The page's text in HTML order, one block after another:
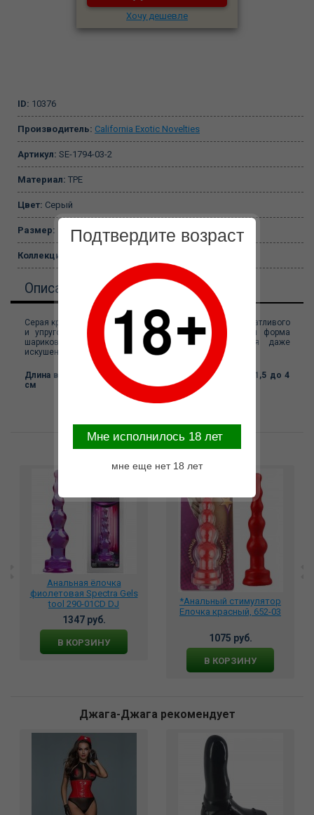
Хочу дешевле
ID: 10376
Производитель: California Exotic Novelties
Артикул: SE-1794-03-2
Материал: TPE
Цвет: Серый
Размер: 13-19 см
Коллекция:
Описание
Серая кристально-прозрачная цепочка из гладкого, податливого
и упругого термопластичного эластомера Необычная форма
шариков поможет почувствовать новые ощущения даже
искушенным любовникам!
Длина всей цепочки с колечком 19 см, диаметр от 1,5 до 4
см
Возможные варианты замены
Анальная ёлочка
фиолетовая Spectra Gels
tool 290-01CD DJ
1347 руб.
В КОРЗИНУ
*Анальный стимулятор
Елочка красный, 652-03
1075 руб.
В КОРЗИНУ
Джага-Джага рекомендует
Подтвердите возраст
Mне исполнилось 18 лет
мне еще нет 18 лет